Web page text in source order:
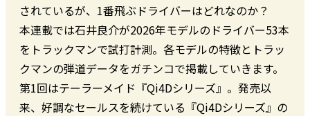
されているが、1番飛ぶドライバーはどれなのか？
本連載では石井良介が2026年モデルのドライバー53本
をトラックマンで試打計測。各モデルの特徴とトラッ
クマンの弾道データをガチンコで掲載していきます。
第1回はテーラーメイド『Qi4Dシリーズ』。発売以
来、好調なセールスを続けている『Qi4Dシリーズ』の